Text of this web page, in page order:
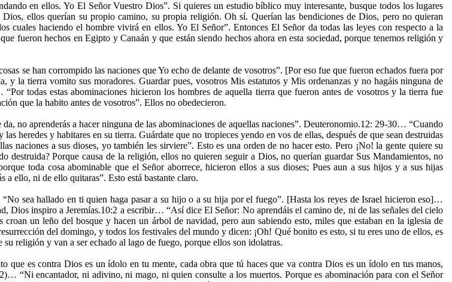
en ellos. Yo El Señor Vuestro Dios”. Si quieres un estudio bíblico muy interesante, busque todos los lugares
ellos querían su propio camino, su propia religión. Oh sí. Querían las bendiciones de Dios, pero no quieran
haciendo el hombre vivirá en ellos. Yo El Señor”. Entonces El Señor da todas las leyes con respecto a la
fueron hechos en Egipto y Canaán y que están siendo hechos ahora en esta sociedad, porque tenemos religión y
se han corrompido las naciones que Yo echo de delante de vosotros”. [Por eso fue que fueron echados fuera por
la tierra vomito sus moradores. Guardar pues, vosotros Mis estatutos y Mis ordenanzas y no hagáis ninguna de
todas estas abominaciones hicieron los hombres de aquella tierra que fueron antes de vosotros y la tierra fue
que la habito antes de vosotros”. Ellos no obedecieron.
no aprenderás a hacer ninguna de las abominaciones de aquellas naciones”. Deuteronomio.12: 29-30… “Cuando
heredes y habitares en su tierra. Guárdate que no tropieces yendo en vos de ellas, después de que sean destruidas
naciones a sus dioses, yo también les sirviere”. Esto es una orden de no hacer esto. Pero ¡No! la gente quiere su
Porque causa de la religión, ellos no quieren seguir a Dios, no querían guardar Sus Mandamientos, no
toda cosa abominable que el Señor aborrece, hicieron ellos a sus dioses; Pues aun a sus hijos y a sus hijas
a ello, ni de ello quitaras”. Esto está bastante claro.
sea hallado en ti quien haga pasar a su hijo o a su hija por el fuego”. [Hasta los reyes de Israel hicieron eso]…
Dios inspiro a Jeremías.10:2 a escribir… “Así dice El Señor: No aprendáis el camino de, ni de las señales del cielo
un leño del bosque y hacen un árbol de navidad, pero aun sabiendo esto, miles que estaban en la iglesia de
del domingo, y todos los festivales del mundo y dicen: ¡Oh! Qué bonito es esto, si tu eres uno de ellos, es
religión y van a ser echado al lago de fuego, porque ellos son idolatras.
que es contra Dios es un ídolo en tu mente, cada obra que tú haces que va contra Dios es un ídolo en tus manos,
“Ni encantador, ni adivino, ni mago, ni quien consulte a los muertos. Porque es abominación para con el Señor